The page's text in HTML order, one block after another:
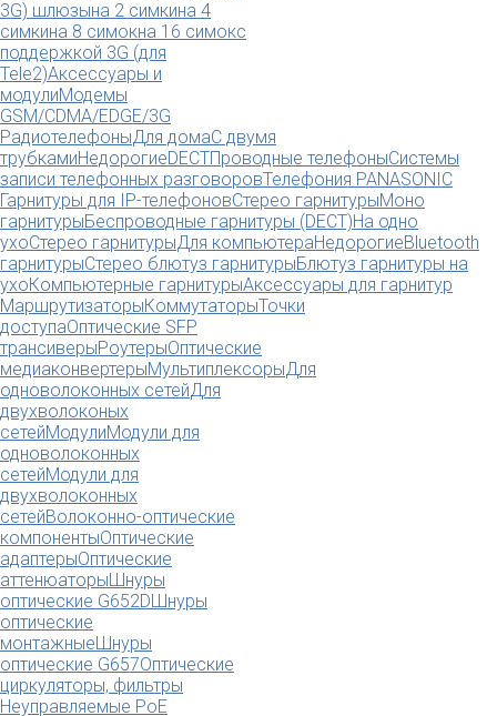
3G) шлюзына 2 симкина 4
симкина 8 симокна 16 симокс
поддержкой 3G (для
Tele2)Аксессуары и
модулиМодемы
GSM/CDMA/EDGE/3G
РадиотелефоныДля домаС двумя
трубкамиНедорогиеDECTПроводные телефоныСистемы
записи телефонных разговоровТелефония PANASONIC
Гарнитуры для IP-телефоновСтерео гарнитурыМоно
гарнитурыБеспроводные гарнитуры (DECT)На одно
ухоСтерео гарнитурыДля компьютераНедорогиеBluetooth
гарнитурыСтерео блютуз гарнитурыБлютуз гарнитуры на
ухоКомпьютерные гарнитурыАксессуары для гарнитур
МаршрутизаторыКоммутаторыТочки
доступаОптические SFP
трансиверыРоутерыОптические
медиаконвертерыМультиплексорыДля
одноволоконных сетейДля
двухволоконых
сетейМодулиМодули для
одноволоконных
сетейМодули для
двухволоконных
сетейВолоконно-оптические
компонентыОптические
адаптерыОптические
аттенюаторыШнуры
оптические G652DШнуры
оптические
монтажныеШнуры
оптические G657Оптические
циркуляторы, фильтры
Неуправляемые PoE